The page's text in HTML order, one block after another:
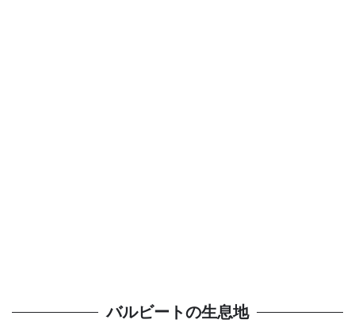
バルビートの生息地